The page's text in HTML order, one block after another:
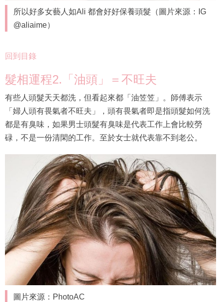
所以好多女藝人如Ali 都會好好保養頭髮（圖片來源：IG
@aliaime）
回到目錄
髮相運程2.「油頭」＝不旺夫
有些人頭髮天天都洗，但看起來都「油笠笠」。師傅表示
「婦人頭有畏氣者不旺夫」，頭有畏氣者即是指頭髮如何洗
都是有臭味，如果男士頭髮有臭味是代表工作上會比較勞
碌，不是一份清閑的工作。至於女士就代表靠不到老公。
圖片來源：PhotoAC